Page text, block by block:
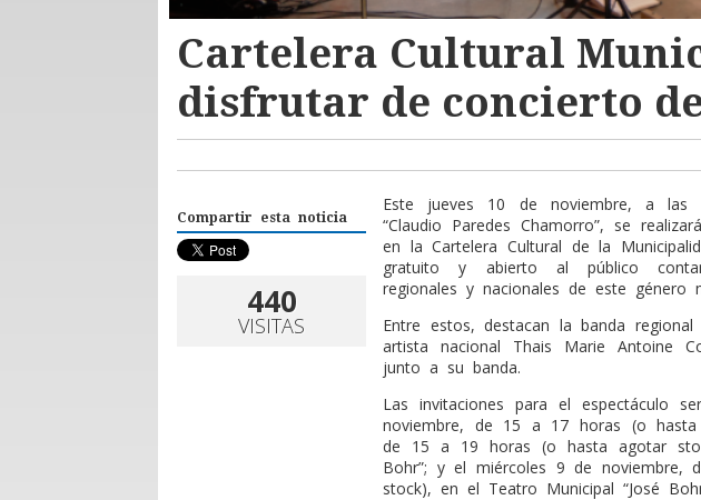
Cartelera Cultural
disfrutar de concierto
Compartir esta noticia
440
VISITAS
Este jueves 10 de noviembre, a las
“Claudio Paredes Chamorro”, se
en la Cartelera Cultural de la
gratuito y abierto al público
regionales y nacionales de este género
Entre estos, destacan la banda
artista nacional Thais Marie Antoine
junto a su banda.
Las invitaciones para el espectáculo
noviembre, de 15 a 17 horas (o
de 15 a 19 horas (o hasta agotar
Bohr”; y el miércoles 9 de
stock), en el Teatro Municipal “José